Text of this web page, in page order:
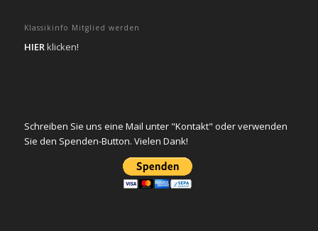
Klassikinfo Mitglied werden
HIER klicken!
Schreiben Sie uns eine Mail unter "Kontakt" oder verwenden
Sie den Spenden-Button. Vielen Dank!